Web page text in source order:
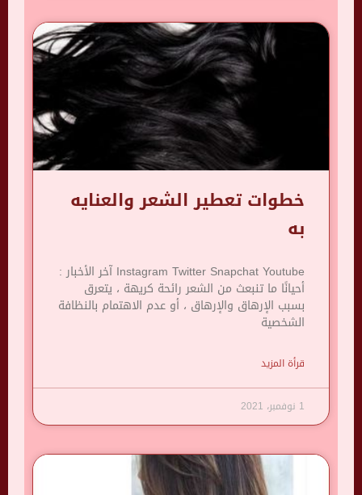
خطوات تعطير الشعر والعنايه
به
Instagram Twitter Snapchat Youtube آخر الأخبار :
أحيانًا ما تنبعث من الشعر رائحة كريهة ، يتعرق
بسبب الإرهاق والإرهاق ، أو عدم الاهتمام بالنظافة
الشخصية
قرأة المزيد
1 نوفمبر، 2021